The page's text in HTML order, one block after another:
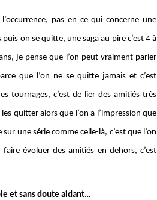
pas en ce qui concerne une
on se quitte, une saga au pire c’est 4 à
je pense que l’on peut vraiment parler
que l’on ne se quitte jamais et c’est
tournages, c’est de lier des amitiés très
quitter alors que l’on a l’impression que
une série comme celle-là, c’est que l’on
évoluer des amitiés en dehors, c’est
et sans doute aidant…